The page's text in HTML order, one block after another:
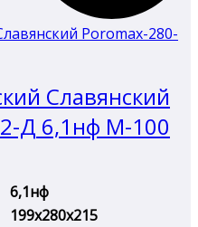
Славянский
Д 6,1нф М-100
6,1нф
199х280х215